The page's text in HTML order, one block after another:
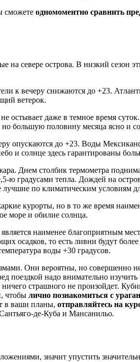
сможете одномоментно сравнить
на севере острова. В низкий сезон
к вечеру снижаются до +23.
ветерок.
даже в темное время
большую половину месяца ясно и
опускаются до +23. Воды
и солнце здесь гарантированы
Днем столбик термометра
ю градусами тепла. Дождей на
по климатическим условиям
курорты, но в то же время
море и обилие солнца.
наименее благоприятным
осадков, то есть ливни будут
воды +30 градусов.
Они вероятны, но совершенно
поездкой надо внимательно
страшного не произойдет.
чтобы лично познакомиться с
в ваши планы, отправляйтесь на
де-Куба и Мансанильо.
значит упустить